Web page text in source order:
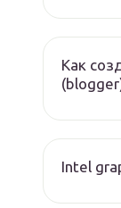
Как
Intel